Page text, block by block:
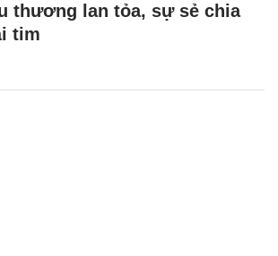
thương lan tỏa, sự sẻ chia
tim